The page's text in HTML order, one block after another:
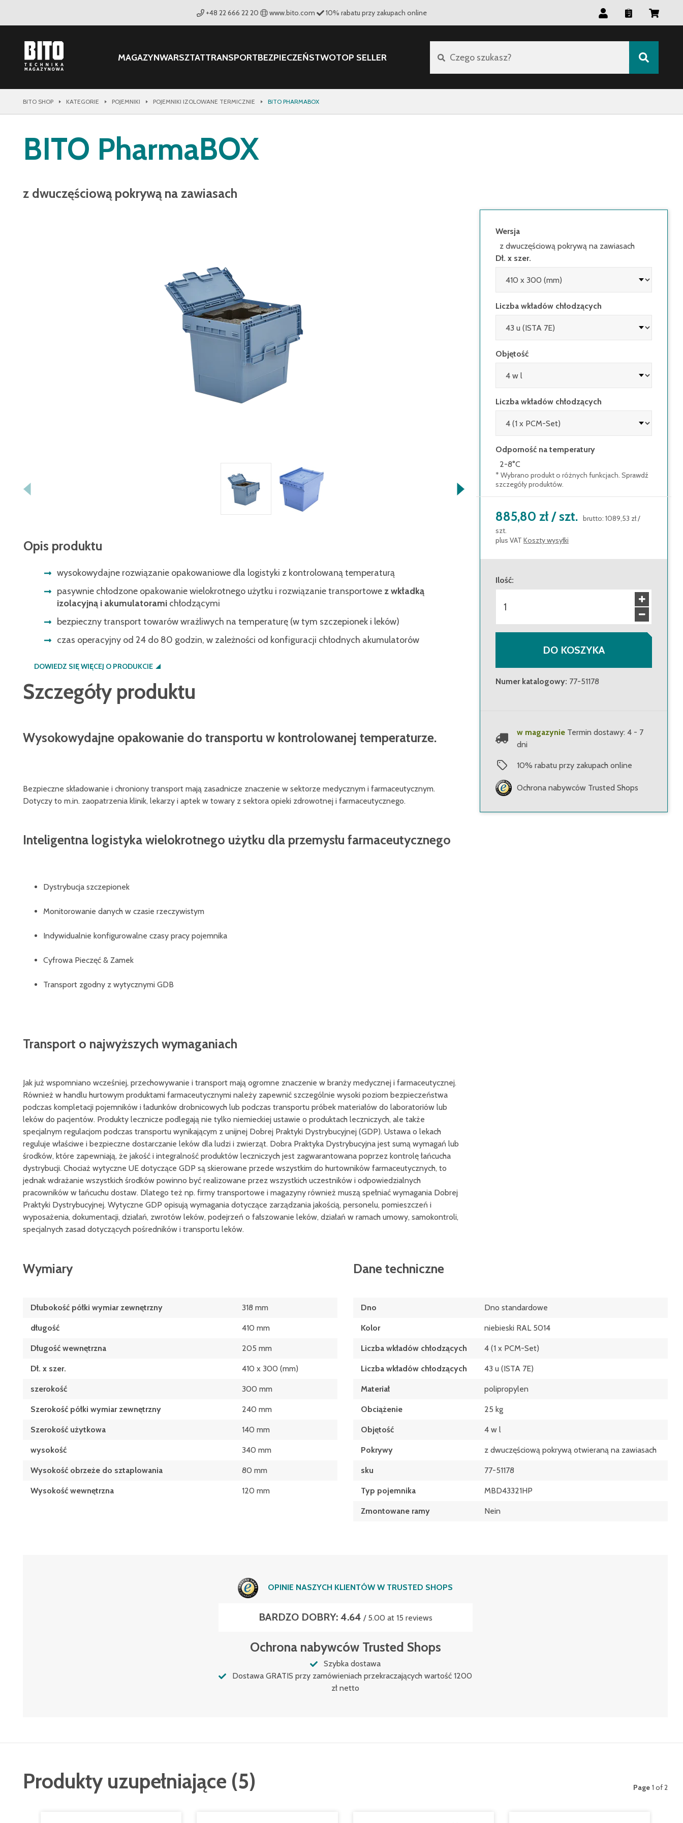
+48 22 666 22 20 www.bito.com 10% rabatu przy zakupach online
MAGAZYNWARSZTATTRANSPORTBEZPIECZEŃSTWOTOP SELLER Czego szukasz?
BITO SHOP KATEGORIE POJEMNIKI POJEMNIKI IZOLOWANE TERMICZNIE BITO PHARMABOX
BITO PharmaBOX
z dwuczęściową pokrywą na zawiasach
Opis produktu
wysokowydajne rozwiązanie opakowaniowe dla logistyki z kontrolowaną temperaturą
pasywnie chłodzone opakowanie wielokrotnego użytku i rozwiązanie transportowez wkładką
izolacyjną i akumulatorami chłodzącymi
bezpieczny transport towarów wrażliwych na temperaturę (w tym szczepionek i leków)
czas operacyjny od 24 do 80 godzin, w zależności od konfiguracji chłodnych akumulatorów
DOWIEDZ SIĘ WIĘCEJ O PRODUKCIE
Szczegóły produktu
Wysokowydajne opakowanie do transportu w kontrolowanej temperaturze.
Bezpieczne składowanie i chroniony transport mają zasadnicze znaczenie w sektorze medycznym i farmaceutycznym.
Dotyczy to m.in. zaopatrzenia klinik, lekarzy i aptek w towary z sektora opieki zdrowotnej i farmaceutycznego.
Inteligentna logistyka wielokrotnego użytku dla przemysłu farmaceutycznego
Dystrybucja szczepionek
Monitorowanie danych w czasie rzeczywistym
Indywidualnie konfigurowalne czasy pracy pojemnika
Cyfrowa Pieczęć & Zamek
Transport zgodny z wytycznymi GDB
Transport o najwyższych wymaganiach
Jak już wspomniano wcześniej, przechowywanie i transport mają ogromne znaczenie w branży medycznej i farmaceutycznej.
Również w handlu hurtowym produktami farmaceutycznymi należy zapewnić szczególnie wysoki poziom bezpieczeństwa
podczas kompletacji pojemników i ładunków drobnicowych lub podczas transportu próbek materiałów do laboratoriów lub
leków do pacjentów. Produkty lecznicze podlegają nie tylko niemieckiej ustawie o produktach leczniczych, ale także
specjalnym regulacjom podczas transportu wynikającym z unijnej Dobrej Praktyki Dystrybucyjnej (GDP). Ustawa o lekach
reguluje właściwe i bezpieczne dostarczanie leków dla ludzi i zwierząt. Dobra Praktyka Dystrybucyjna jest sumą wymagań lub
środków, które zapewniają, że jakość i integralność produktów leczniczych jest zagwarantowana poprzez kontrolę łańcucha
dystrybucji. Chociaż wytyczne UE dotyczące GDP są skierowane przede wszystkim do hurtowników farmaceutycznych, to
jednak wdrażanie wszystkich środków powinno być realizowane przez wszystkich uczestników i odpowiedzialnych
pracowników w łańcuchu dostaw. Dlatego też np. firmy transportowe i magazyny również muszą spełniać wymagania Dobrej
Praktyki Dystrybucyjnej. Wytyczne GDP opisują wymagania dotyczące zarządzania jakością, personelu, pomieszczeń i
wyposażenia, dokumentacji, działań, zwrotów leków, podejrzeń o fałszowanie leków, działań w ramach umowy, samokontroli,
specjalnych zasad dotyczących pośredników i transportu leków.
Wersja
z dwuczęściową pokrywą na zawiasach
Dł. x szer.
Liczba wkładów chłodzących
Objętość
Liczba wkładów chłodzących
Odporność na temperatury
2-8°C
* Wybrano produkt o różnych funkcjach. Sprawdź
szczegóły produktów.
885,80 zł / szt. brutto: 1089,53 zł/
szt.
plus VAT Koszty wysyłki
Ilość:
DO KOSZYKA
Numer katalogowy: 77-51178
w magazynie Termin dostawy: 4 - 7
dni
10% rabatu przy zakupach online
Ochrona nabywców Trusted Shops
Wymiary
Dłubokość półki wymiar zewnętrzny 318 mm
długość 410 mm
Długość wewnętrzna 205 mm
Dł. x szer. 410 x 300 (mm)
szerokość 300 mm
Szerokość półki wymiar zewnętrzny 240 mm
Szerokość użytkowa 140 mm
wysokość 340 mm
Wysokość obrzeże do sztaplowania 80 mm
Wysokość wewnętrzna 120 mm
Dane techniczne
Dno Dno standardowe
Kolor niebieski RAL 5014
Liczba wkładów chłodzących 4 (1 x PCM-Set)
Liczba wkładów chłodzących 43 u (ISTA 7E)
Materiał polipropylen
Obciążenie 25 kg
Objętość 4 w l
Pokrywy z dwuczęściową pokrywą otwieraną na zawiasach
sku 77-51178
Typ pojemnika MBD43321HP
Zmontowane ramy Nein
OPINIE NASZYCH KLIENTÓW W TRUSTED SHOPS
BARDZO DOBRY: 4.64 / 5.00 at 15 reviews
Ochrona nabywców Trusted Shops
Szybka dostawa
Dostawa GRATIS przy zamówieniach przekraczających wartość 1200
zł netto
Produkty uzupełniające (5) Page 1 of 2